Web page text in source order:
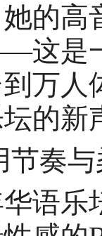
的高
这是
万人
的新
与
乐